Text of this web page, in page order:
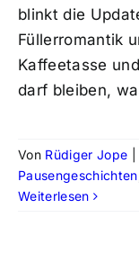
blinkt die
Füllerromantik
Kaffeetasse
darf bleiben,
Von Rüdiger Jope
Pausengeschichten
Weiterlesen